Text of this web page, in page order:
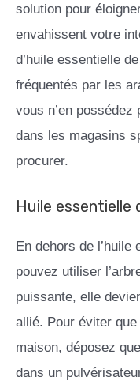
solution pour
envahissent votre
d’huile essentielle
fréquentés par les
vous n’en possédez
dans les magasins
procurer.
Huile essentielle
En dehors de
pouvez utiliser
puissante, elle
allié. Pour éviter que
maison, déposez
dans un